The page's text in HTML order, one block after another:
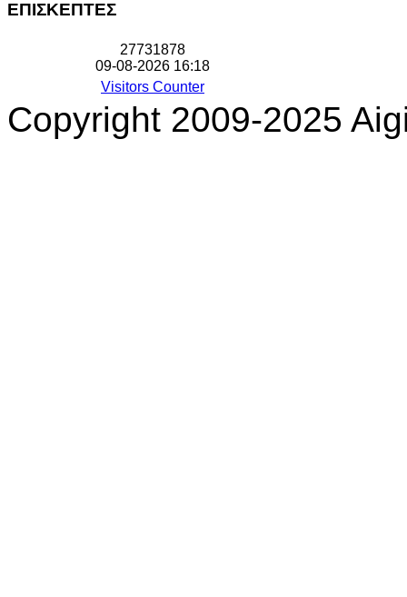
ΕΠΙΣΚΕΠΤΕΣ
27731878
09-08-2026 16:18
Visitors Counter
Copyright 2009-2025